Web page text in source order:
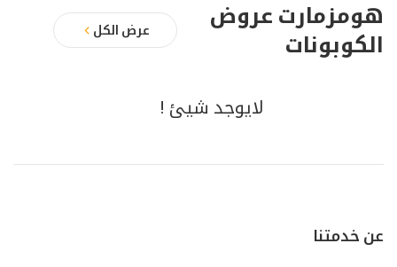
هومزمارت عروض
الكوبونات
عرض الكل
لايوجد شيئ !
عن خدمتنا